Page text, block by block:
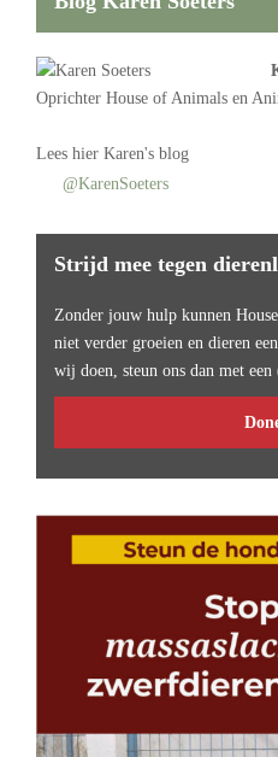
Oprichter House of Animals en
Lees hier Karen's blog
@KarenSoeters
Strijd mee tegen
Zonder jouw hulp kunnen
niet verder groeien en dieren
wij doen, steun ons dan met een